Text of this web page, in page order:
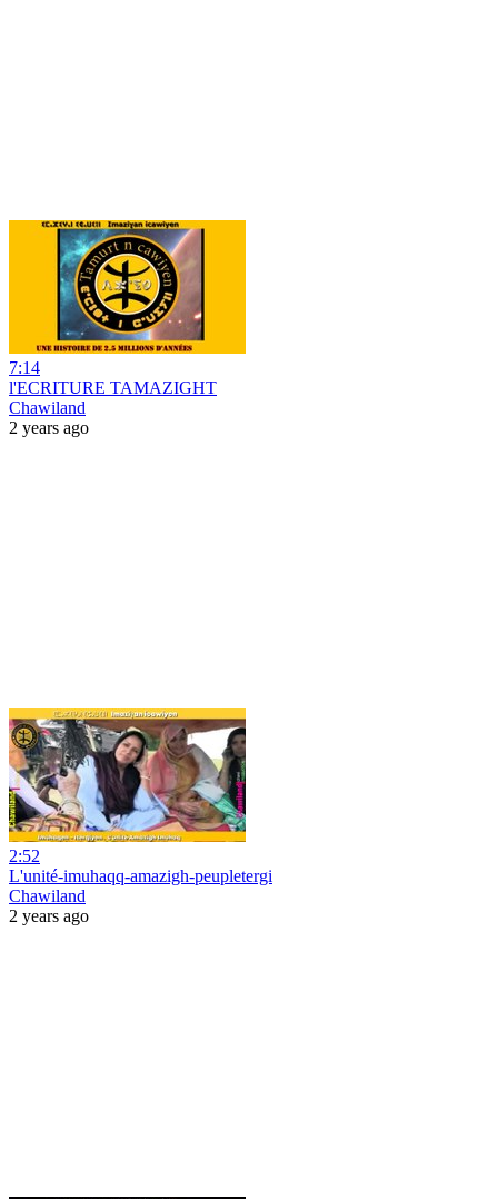
7:14
l'ECRITURE TAMAZIGHT
Chawiland
2 years ago
2:52
L'unité-imuhaqq-amazigh-peupletergi
Chawiland
2 years ago